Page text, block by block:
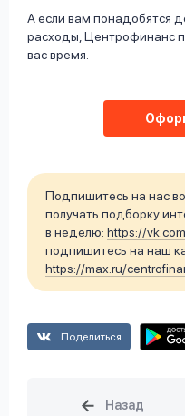
А если вам понадобятся
расходы, Центрофинанс
вас время.
Подпишитесь на нас
получать подборку
в неделю: https://
подпишитесь на наш
https://max.ru/
Поделиться